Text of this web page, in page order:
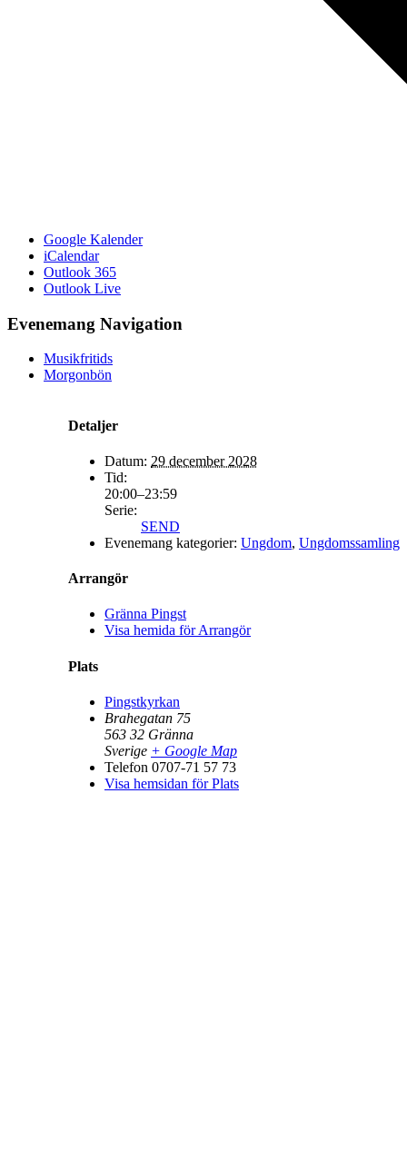
Google Kalender
iCalendar
Outlook 365
Outlook Live
Evenemang Navigation
Musikfritids
Morgonbön
Detaljer
Datum: 29 december 2028
Tid:
20:00–23:59
Serie:
SEND
Evenemang kategorier: Ungdom, Ungdomssamling
Arrangör
Gränna Pingst
Visa hemida för Arrangör
Plats
Pingstkyrkan
Brahegatan 75
563 32 Gränna
Sverige + Google Map
Telefon 0707-71 57 73
Visa hemsidan för Plats